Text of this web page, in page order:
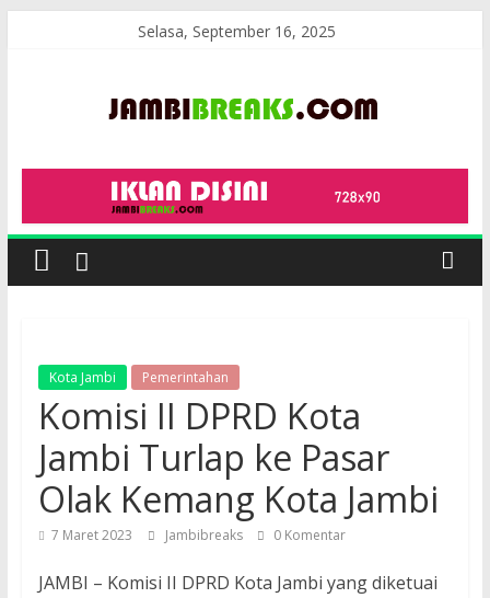
Selasa, September 16, 2025
JambiBreaks
Kota Jambi Pemerintahan
Komisi II DPRD Kota
Jambi Turlap ke Pasar
Olak Kemang Kota Jambi
7 Maret 2023 Jambibreaks 0 Komentar
JAMBI – Komisi II DPRD Kota Jambi yang diketuai